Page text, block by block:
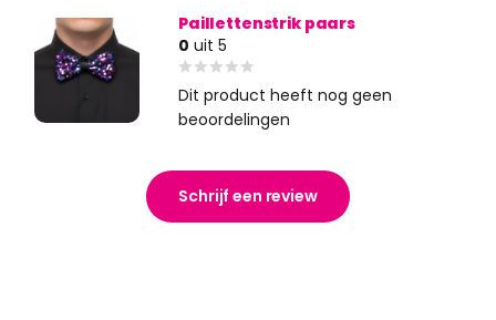
Paillettenstrik paars
0 uit 5
Dit product heeft nog geen
beoordelingen
Schrijf een review